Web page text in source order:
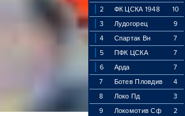
2
ФК ЦСКА 1948
10
3
Лудогорец
9
4
Спартак Вн
7
5
ПФК ЦСКА
7
6
Арда
7
7
Ботев Пловдив
4
8
Локо Пд
3
9
Локомотив Сф
2